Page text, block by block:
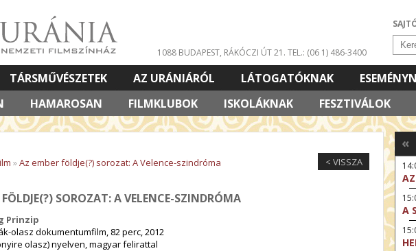
1088 BUDAPEST, RÁKÓCZI ÚT 21. TEL.: (06 1) 486-3400
HAMAROSAN FILMKLUBOK ISKOLÁKNAK FESZTIVÁLOK
TÁRSMŰVÉSZETEK AZ URÁNIÁRÓL LÁTOGATÓKNAK
ELŐADÁSOK
< VISSZA
»Az ember földje(?) sorozat: A Velence-szindróma
SOROZAT: A VELENCE-SZINDRÓMA
Prinzip
olasz dokumentumfilm, 82 perc, 2012
olasz) nyelven, magyar felirattal
«
A